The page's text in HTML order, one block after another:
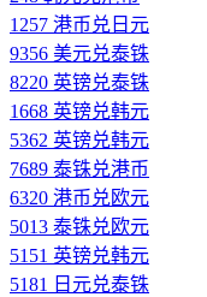
1257 港币兑日元
9356 美元兑泰铢
8220 英镑兑泰铢
1668 英镑兑韩元
5362 英镑兑韩元
7689 泰铢兑港币
6320 港币兑欧元
5013 泰铢兑欧元
5151 英镑兑韩元
5181 日元兑泰铢